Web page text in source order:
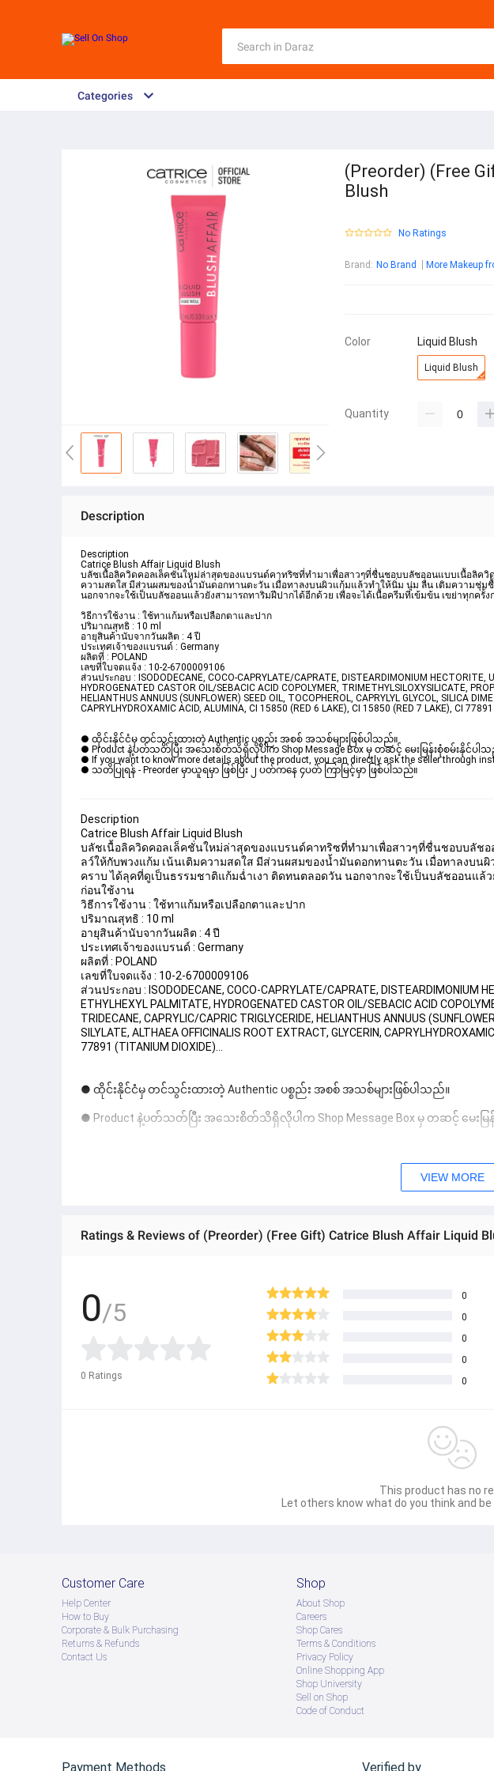
Categories
(Preorder) (Free
Blush
No Ratings
Brand : No Brand More Makeup
Color Liquid Blush
Liquid Blush
Quantity
Description
Description
Catrice Blush Affair Liquid Blush
บลัชเนื้อลิควิดคอลเล็คชั่นใหม่ล่าสุดของแบรนด์คาทริซที่ทำมาเพื่อสาวๆที่ชื่นชอบบลัชออนแบบเนื้อลิควิ
ความสดใส มีส่วนผสมของน้ำมันดอกทานตะวัน เมื่อทาลงบนผิวแก้มแล้วทำให้นิ่ม นุ่ม ลื่น เติมความชุ่ม
นอกจากจะใช้เป็นบลัชออนแล้วยังสามารถทาริมฝีปากได้อีกด้วย เพื่อจะได้เนื้อครีมที่เข้มข้น เขย่าทุกครั้ง
วิธีการใช้งาน : ใช้ทาแก้มหรือเปลือกตาและปาก
ปริมาณสุทธิ : 10 ml
อายุสินค้านับจากวันผลิต : 4 ปี
ประเทศเจ้าของแบรนด์ : Germany
ผลิตที่ : POLAND
เลขที่ใบจดแจ้ง : 10-2-6700009106
ส่วนประกอบ : ISODODECANE, COCO-CAPRYLATE/CAPRATE, DISTEARDIMONIUM HECTORITE,
HYDROGENATED CASTOR OIL/SEBACIC ACID COPOLYMER, TRIMETHYLSILOXYSILICATE,
HELIANTHUS ANNUUS (SUNFLOWER) SEED OIL, TOCOPHEROL, CAPRYLYL GLYCOL, SILICA
CAPRYLHYDROXAMIC ACID, ALUMINA, CI 15850 (RED 6 LAKE), CI 15850 (RED 7 LAKE), CI
● ထိုင်းနိုင်ငံမှ တင်သွင်းထားတဲ့ Authentic ပစ္စည်း အစစ် အသစ်များဖြစ်ပါသည်။
● Product နဲ့ပတ်သတ်ပြီး အသေးစိတ်သိရှိလိုပါက Shop Message Box မှ တဆင့် မေးမြန်းစုံစမ်းနိုင်ပါ
● If you want to know more details about the product, you can directly ask the seller through
● သတိပြုရန် - Preorder မှာယူရမှာ ဖြစ်ပြီး ၂ ပတ်ကနေ ၄ပတ် ကြာမြင့်မှာ ဖြစ်ပါသည်။
Description
Catrice Blush Affair Liquid Blush
บลัชเนื้อลิควิดคอลเล็คชั่นใหม่ล่าสุดของแบรนด์คาทริซที่ทำมาเพื่อสาวๆที่ชื่นชอบบลัชอ
ลว์ให้กับพวงแก้ม เน้นเติมความสดใส มีส่วนผสมของน้ำมันดอกทานตะวัน เมื่อทาลงบน
คราบ ได้ลุคที่ดูเป็นธรรมชาติแก้มฉ่ำเงา ติดทนตลอดวัน นอกจากจะใช้เป็นบลัชออนแล้
ก่อนใช้งาน
วิธีการใช้งาน : ใช้ทาแก้มหรือเปลือกตาและปาก
ปริมาณสุทธิ : 10 ml
อายุสินค้านับจากวันผลิต : 4 ปี
ประเทศเจ้าของแบรนด์ : Germany
ผลิตที่ : POLAND
เลขที่ใบจดแจ้ง : 10-2-6700009106
ส่วนประกอบ : ISODODECANE, COCO-CAPRYLATE/CAPRATE, DISTEARDIMONIUM
ETHYLHEXYL PALMITATE, HYDROGENATED CASTOR OIL/SEBACIC ACID
TRIDECANE, CAPRYLIC/CAPRIC TRIGLYCERIDE, HELIANTHUS ANNUUS
SILYLATE, ALTHAEA OFFICINALIS ROOT EXTRACT, GLYCERIN,
77891 (TITANIUM DIOXIDE)...
● ထိုင်းနိုင်ငံမှ တင်သွင်းထားတဲ့ Authentic ပစ္စည်း အစစ် အသစ်များဖြစ်ပါသည်။
● Product နဲ့ပတ်သတ်ပြီး အသေးစိတ်သိရှိလိုပါက Shop Message Box မှ တဆင့် မေးမြ
● သတိပြုရန် - Preorder မှာယူရမှာ ဖြစ်ပြီး ၂ ပတ်ကနေ ၄ပတ် ကြာမြင့်မှာ ဖြစ်ပါသည်။
VIEW MORE
Ratings & Reviews of (Preorder) (Free Gift) Catrice Blush Affair Liquid
0/5
0 Ratings
0
0
0
0
0
This product has no
Let others know what do you think and
Customer Care
Help Center
How to Buy
Corporate & Bulk Purchasing
Returns & Refunds
Contact Us
Shop
About Shop
Careers
Shop Cares
Terms & Conditions
Privacy Policy
Online Shopping App
Shop University
Sell on Shop
Code of Conduct
Payment Methods Verified by